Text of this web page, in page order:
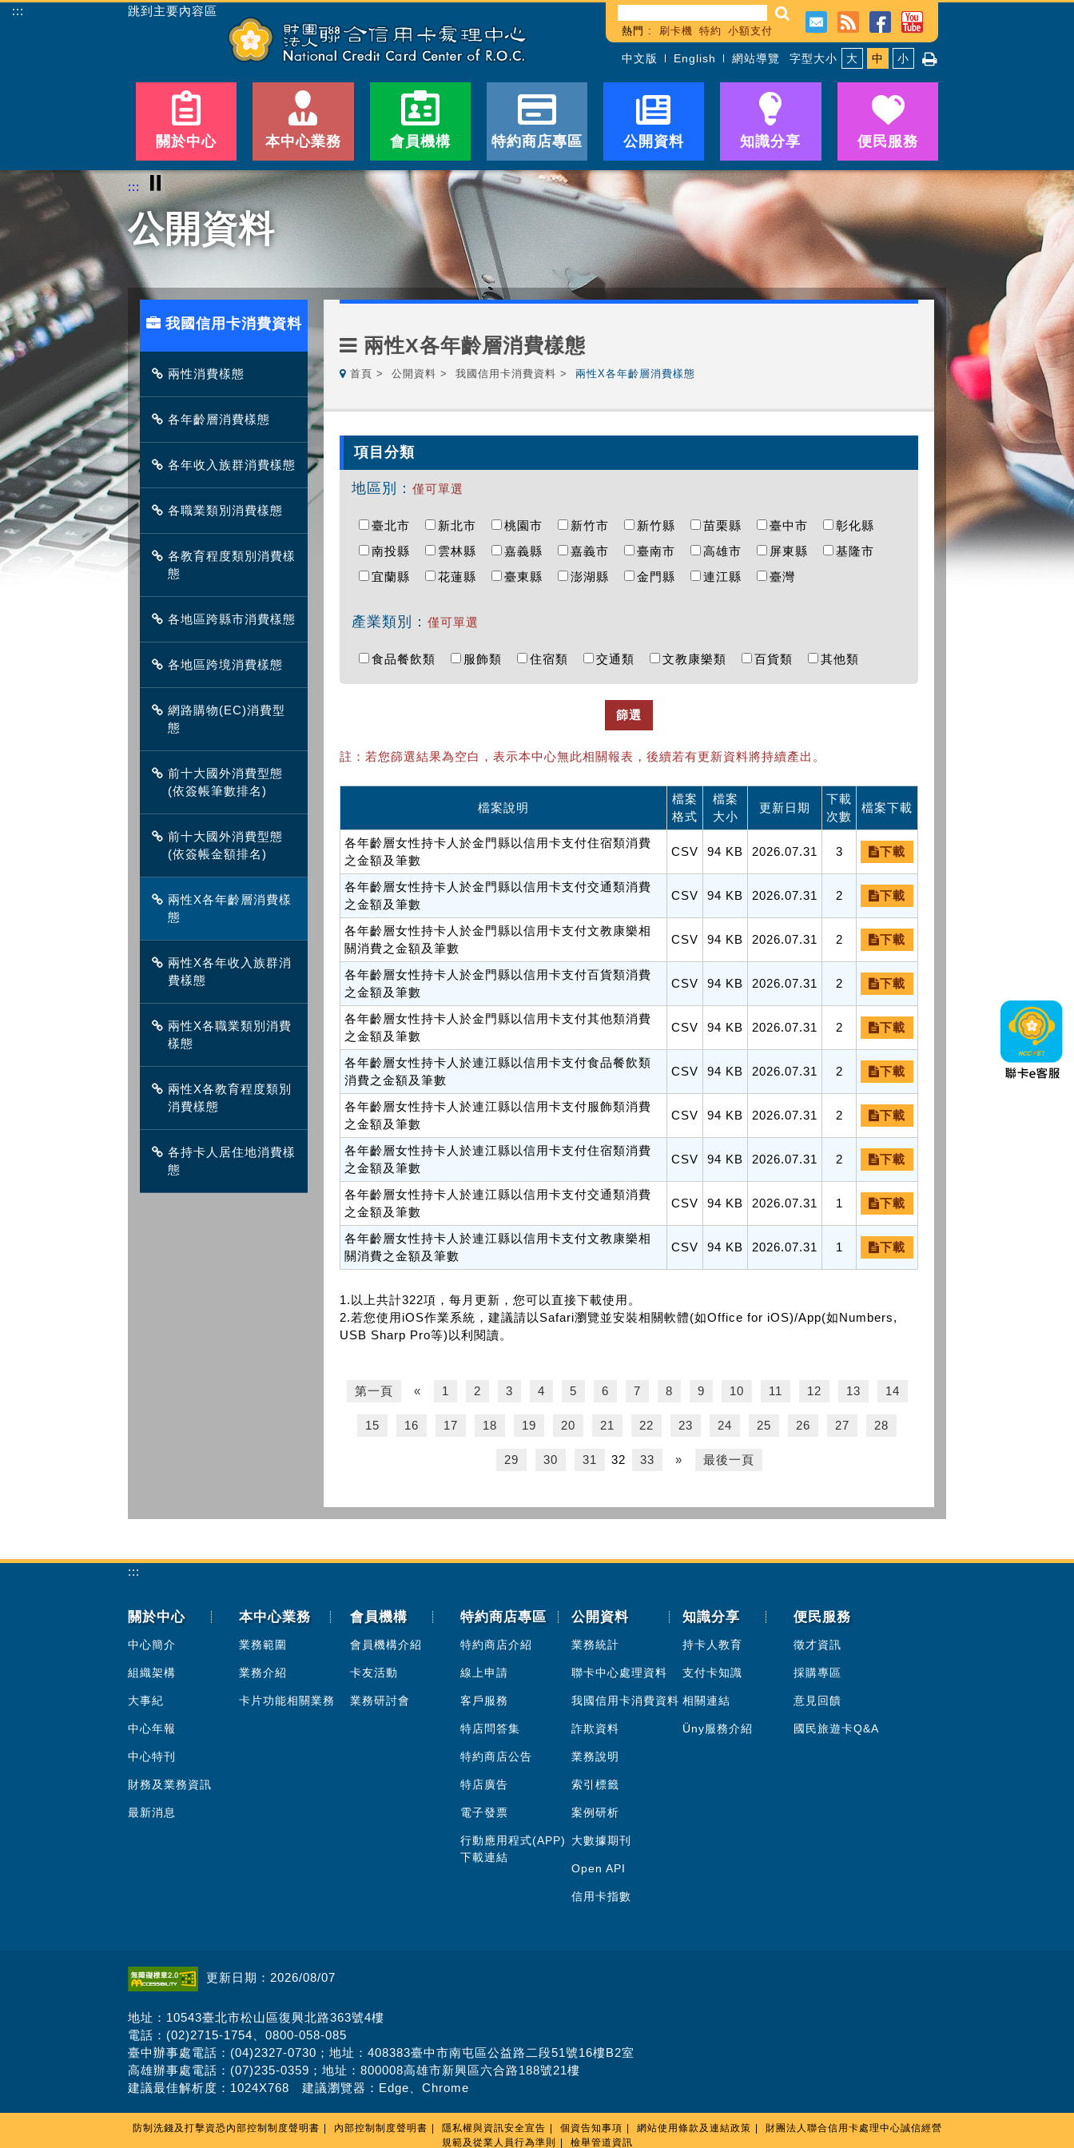
::: 跳到主要內容區
熱門 : 刷卡機 特約 小額支付
中文版 English 網站導覽 字型大小 大 中 小
關於中心 本中心業務 會員機構 特約商店專區 公開資料 知識分享 便民服務
::: ⏸
公開資料
我國信用卡消費資料
兩性消費樣態
各年齡層消費樣態
各年收入族群消費樣態
各職業類別消費樣態
各教育程度類別消費樣
態
各地區跨縣市消費樣態
各地區跨境消費樣態
網路購物(EC)消費型
態
前十大國外消費型態
(依簽帳筆數排名)
前十大國外消費型態
(依簽帳金額排名)
兩性X各年齡層消費樣
態
兩性X各年收入族群消
費樣態
兩性X各職業類別消費
樣態
兩性X各教育程度類別
消費樣態
各持卡人居住地消費樣
態
兩性X各年齡層消費樣態
首頁 公開資料 我國信用卡消費資料 兩性X各年齡層消費樣態
項目分類
地區別： 僅可單選
臺北市 新北市 桃園市 新竹市 新竹縣 苗栗縣 臺中市
彰化縣
南投縣
雲林縣 嘉義縣 嘉義市 臺南市 高雄市 屏東縣
基隆市
宜蘭縣
花蓮縣 臺東縣 澎湖縣 金門縣 連江縣 臺灣
產業類別： 僅可單選
食品餐飲類 服飾類 住宿類 交通類 文教康樂類 百貨類 其他類
篩選
註：若您篩選結果為空白，表示本中心無此相關報表，後續若有更新資料將持續產出。
檔案說明
檔案
格式
檔案
大小
更新日期
下載
次數
檔案下載
各年齡層女性持卡人於金門縣以信用卡支付住宿類消費
之金額及筆數
CSV 94 KB 2026.07.31 3 下載
各年齡層女性持卡人於金門縣以信用卡支付交通類消費
之金額及筆數
CSV 94 KB 2026.07.31 2 下載
各年齡層女性持卡人於金門縣以信用卡支付文教康樂相
關消費之金額及筆數
CSV 94 KB 2026.07.31 2 下載
各年齡層女性持卡人於金門縣以信用卡支付百貨類消費
之金額及筆數
CSV 94 KB 2026.07.31 2 下載
各年齡層女性持卡人於金門縣以信用卡支付其他類消費
之金額及筆數
CSV 94 KB 2026.07.31 2 下載
各年齡層女性持卡人於連江縣以信用卡支付食品餐飲類
消費之金額及筆數
CSV 94 KB 2026.07.31 2 下載
各年齡層女性持卡人於連江縣以信用卡支付服飾類消費
之金額及筆數
CSV 94 KB 2026.07.31 2 下載
各年齡層女性持卡人於連江縣以信用卡支付住宿類消費
之金額及筆數
CSV 94 KB 2026.07.31 2 下載
各年齡層女性持卡人於連江縣以信用卡支付交通類消費
之金額及筆數
CSV 94 KB 2026.07.31 1 下載
各年齡層女性持卡人於連江縣以信用卡支付文教康樂相
關消費之金額及筆數
CSV 94 KB 2026.07.31 1 下載
1.以上共計322項，每月更新，您可以直接下載使用。
2.若您使用iOS作業系統，建議請以Safari瀏覽並安裝相關軟體(如Office for iOS)/App(如Numbers,
USB Sharp Pro等)以利閱讀。
第一頁 « 1 2 3 4 5 6 7 8 9 10 11 12 13 14
15 16 17 18 19 20 21 22 23 24 25 26 27 28
29 30 31 32 33 » 最後一頁
:::
關於中心
中心簡介
組織架構
大事紀
中心年報
中心特刊
財務及業務資訊
最新消息
本中心業務
業務範圍
業務介紹
卡片功能相關業務
會員機構
會員機構介紹
卡友活動
業務研討會
特約商店專區
特約商店介紹
線上申請
客戶服務
特店問答集
特約商店公告
特店廣告
電子發票
行動應用程式(APP)
下載連結
公開資料
業務統計
聯卡中心處理資料
我國信用卡消費資料
詐欺資料
業務說明
索引標籤
案例研析
大數據期刊
Open API
信用卡指數
知識分享
持卡人教育
支付卡知識
相關連結
Üny服務介紹
便民服務
徵才資訊
採購專區
意見回饋
國民旅遊卡Q&A
更新日期：2026/08/07
地址：10543臺北市松山區復興北路363號4樓
電話：(02)2715-1754、0800-058-085
臺中辦事處電話：(04)2327-0730；地址：408383臺中市南屯區公益路二段51號16樓B2室
高雄辦事處電話：(07)235-0359；地址：800008高雄市新興區六合路188號21樓
建議最佳解析度：1024X768 建議瀏覽器：Edge、Chrome
防制洗錢及打擊資恐內部控制制度聲明書 內部控制制度聲明書 隱私權與資訊安全宣告 個資告知事項 網站使用條款及連結政策
財團法人聯合信用卡處理中心誠信經營
規範及從業人員行為準則
檢舉管道資訊